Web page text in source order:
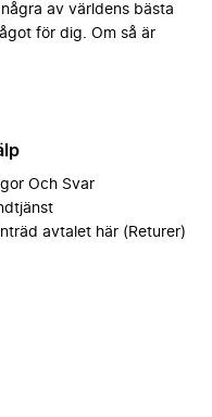
av världens bästa
för dig. Om så är
Och Svar
avtalet här (Returer)